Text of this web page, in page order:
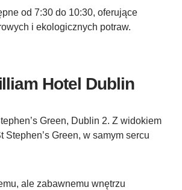
od 7:30 do 10:30, oferujące
i ekologicznych potraw.
Hotel Dublin
Green, Dublin 2. Z widokiem
Stephen’s Green, w samym sercu
ale zabawnemu wnętrzu